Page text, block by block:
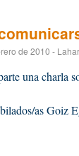
de 2010 -
una charla
as Goiz